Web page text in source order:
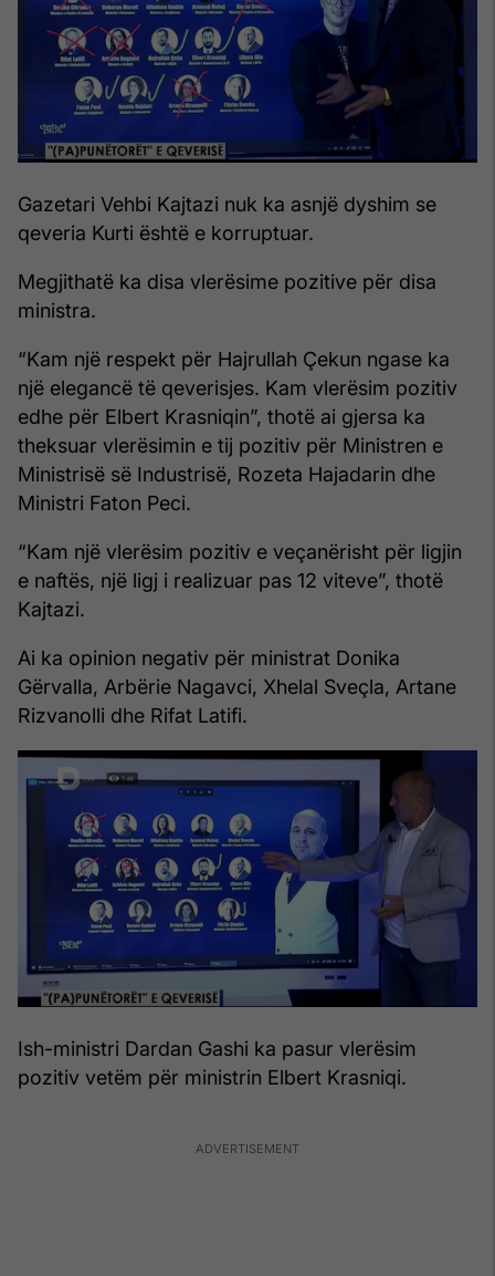
Gazetari Vehbi Kajtazi nuk ka asnjë dyshim se
qeveria Kurti është e korruptuar.
Megjithatë ka disa vlerësime pozitive për disa
ministra.
“Kam një respekt për Hajrullah Çekun ngase ka
një elegancë të qeverisjes. Kam vlerësim pozitiv
edhe për Elbert Krasniqin”, thotë ai gjersa ka
theksuar vlerësimin e tij pozitiv për Ministren e
Ministrisë së Industrisë, Rozeta Hajadarin dhe
Ministri Faton Peci.
“Kam një vlerësim pozitiv e veçanërisht për ligjin
e naftës, një ligj i realizuar pas 12 viteve”, thotë
Kajtazi.
Ai ka opinion negativ për ministrat Donika
Gërvalla, Arbërie Nagavci, Xhelal Sveçla, Artane
Rizvanolli dhe Rifat Latifi.
Ish-ministri Dardan Gashi ka pasur vlerësim
pozitiv vetëm për ministrin Elbert Krasniqi.